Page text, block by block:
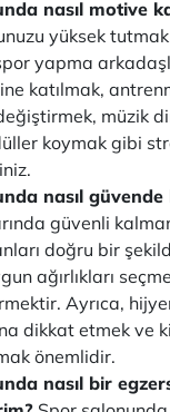
nasıl motive
yüksek
yapma
katılmak,
müzik
koymak gibi
nasıl
güvenli
doğru bir
ağırlıkları
Ayrıca,
dikkat etmek ve
önemlidir.
nasıl bir